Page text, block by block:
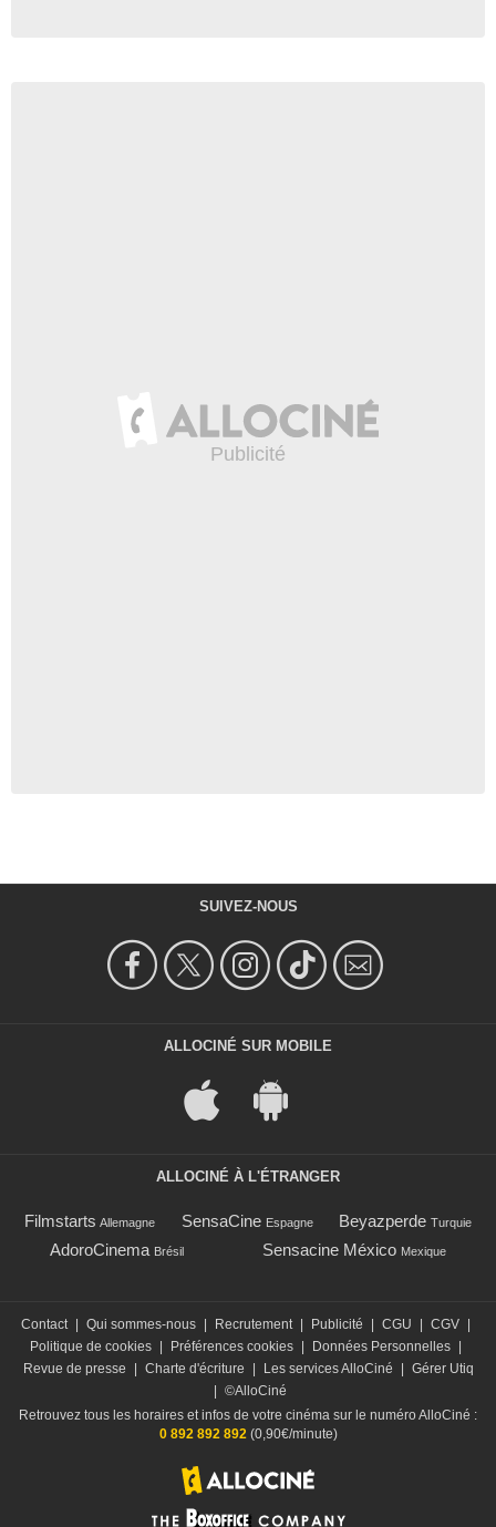
SUIVEZ-NOUS
ALLOCINÉ SUR MOBILE
ALLOCINÉ À L'ÉTRANGER
Filmstarts Allemagne SensaCine Espagne Beyazperde Turquie
AdoroCinema Brésil Sensacine México Mexique
Contact | Qui sommes-nous | Recrutement | Publicité | CGU | CGV |
Politique de cookies | Préférences cookies | Données Personnelles |
Revue de presse
| Charte d'écriture | Les services AlloCiné | Gérer Utiq
| ©AlloCiné
Retrouvez tous les horaires et infos de votre cinéma sur le numéro AlloCiné :
0 892 892 892 (0,90€/minute)